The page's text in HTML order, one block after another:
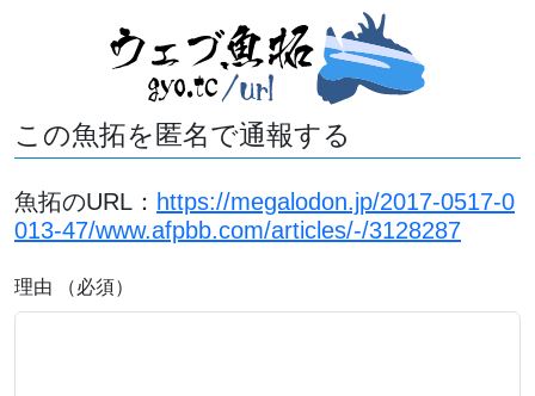
この魚拓を匿名で通報する
魚拓のURL： https://megalodon.jp/2017-0517-0
013-47/www.afpbb.com/articles/-/3128287
理由 （必須）